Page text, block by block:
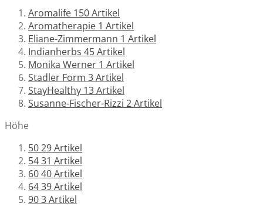
Aromalife 150Artikel
Aromatherapie 1 Artikel
Eliane-Zimmermann 1 Artikel
Indianherbs 45Artikel
Monika Werner 1 Artikel
Stadler Form 3Artikel
StayHealthy 13Artikel
Susanne-Fischer-Rizzi 2Artikel
Höhe
5029Artikel
5431 Artikel
6040Artikel
6439Artikel
903Artikel